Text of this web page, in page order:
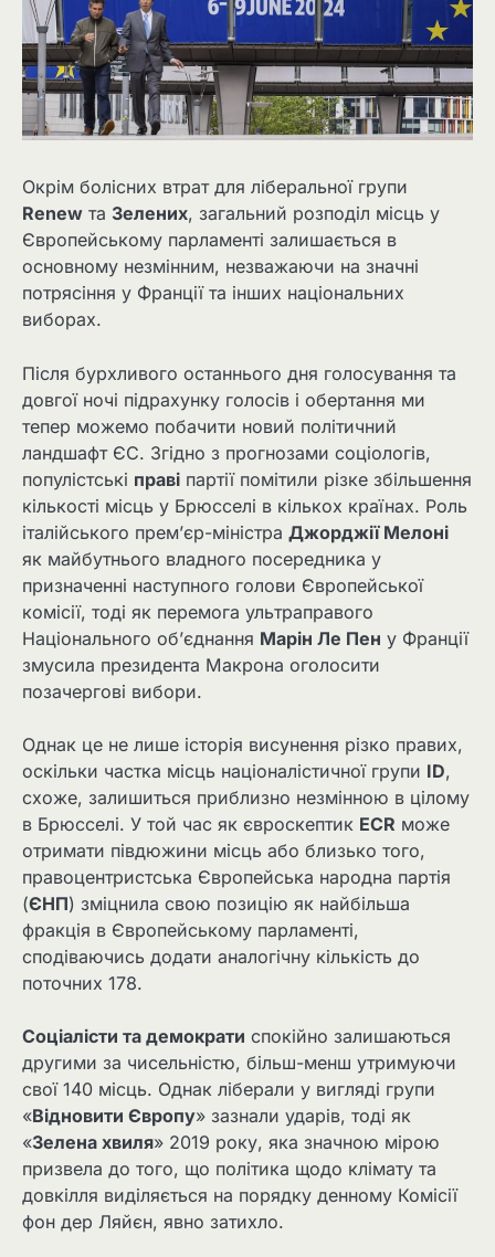
Окрім болісних втрат для ліберальної групи
Renew та Зелених, загальний розподіл місць у
Європейському парламенті залишається в
основному незмінним, незважаючи на значні
потрясіння у Франції та інших національних
виборах.
Після бурхливого останнього дня голосування та
довгої ночі підрахунку голосів і обертання ми
тепер можемо побачити новий політичний
ландшафт ЄС. Згідно з прогнозами соціологів,
популістські праві партії помітили різке збільшення
кількості місць у Брюсселі в кількох країнах. Роль
італійського прем’єр-міністра Джорджії Мелоні
як майбутнього владного посередника у
призначенні наступного голови Європейської
комісії, тоді як перемога ультраправого
Національного об’єднання Марін Ле Пен у Франції
змусила президента Макрона оголосити
позачергові вибори.
Однак це не лише історія висунення різко правих,
оскільки частка місць націоналістичної групи ID,
схоже, залишиться приблизно незмінною в цілому
в Брюсселі. У той час як євроскептик ECR може
отримати півдюжини місць або близько того,
правоцентристська Європейська народна партія
(ЄНП) зміцнила свою позицію як найбільша
фракція в Європейському парламенті,
сподіваючись додати аналогічну кількість до
поточних 178.
Соціалісти та демократи спокійно залишаються
другими за чисельністю, більш-менш утримуючи
свої 140 місць. Однак ліберали у вигляді групи
«Відновити Європу» зазнали ударів, тоді як
«Зелена хвиля» 2019 року, яка значною мірою
призвела до того, що політика щодо клімату та
довкілля виділяється на порядку денному Комісії
фон дер Ляйєн, явно затихло.